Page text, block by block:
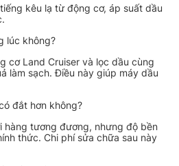
kêu lạ từ động cơ, áp suất dầu
lúc không?
cơ Land Cruiser và lọc dầu cùng
làm sạch. Điều này giúp máy dầu
đắt hơn không?
hàng tương đương, nhưng độ bền
thức. Chi phí sửa chữa sau này